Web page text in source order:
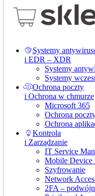
Systemy
i EDR – XDR
Systemy
Systemy
Ochrona poczty
i Ochrona w chmurze
Microsoft 365
Ochrona
Ochrona
Kontrola
i Zarządzanie
IT Service
Mobile Device
Szyfrowanie
Network
2FA –